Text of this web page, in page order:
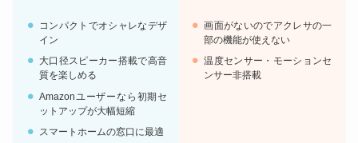
コンパクトでオシャレなデザ
イン
大口径スピーカー搭載で高音
質を楽しめる
Amazonユーザーなら初期セ
ットアップが大幅短縮
スマートホームの窓口に最適
画面がないのでアクレサの一
部の機能が使えない
温度センサー・モーションセ
ンサー非搭載